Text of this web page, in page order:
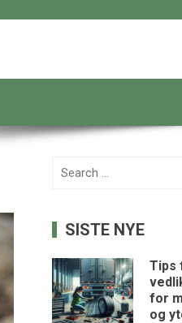
Search
SISTE NYE
Tips
for
og